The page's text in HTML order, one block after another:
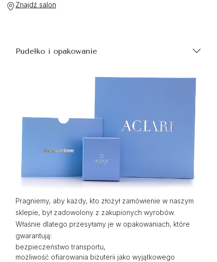
Znajdź salon
Pudełko i opakowanie
Pragniemy, aby każdy, kto złożył zamówienie w naszym
sklepie, był zadowolony z zakupionych wyrobów.
Właśnie dlatego przesyłamy je w opakowaniach, które
gwarantują:
bezpieczeństwo transportu,
możliwość ofiarowania biżuterii jako wyjątkowego